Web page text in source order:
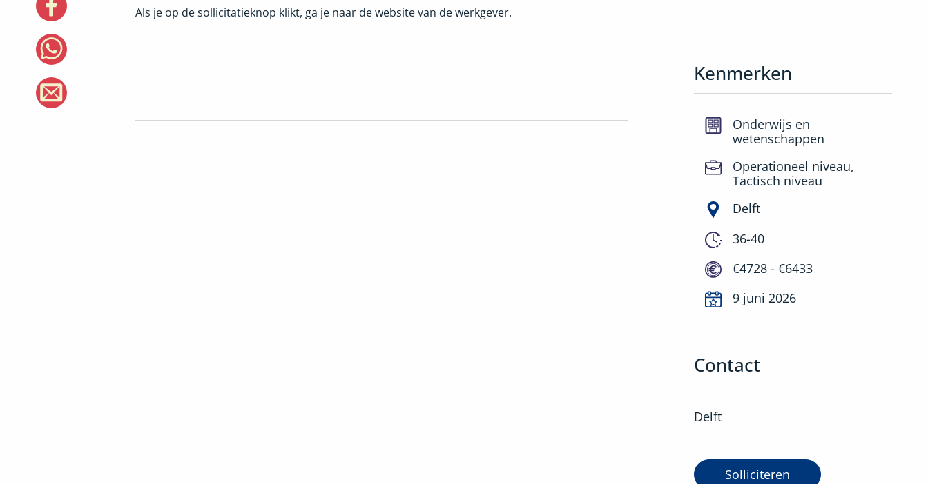
Als je op de sollicitatieknop klikt, ga je naar de website van de werkgever.
Kenmerken
Onderwijs en
wetenschappen
Operationeel niveau,
Tactisch niveau
Delft
36-40
€4728 - €6433
9 juni 2026
Contact
Delft
Solliciteren